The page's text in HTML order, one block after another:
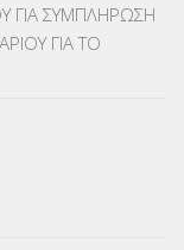
ΓΙΑ ΣΥΜΠΛΗΡΩΣΗ
ΓΙΑ ΤΟ